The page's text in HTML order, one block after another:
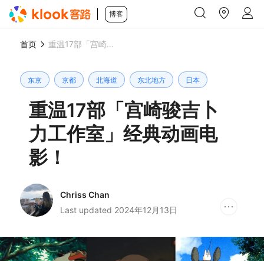
博客
首页 重温17部「宫崎骏吉卜力工作室」经典动画电影！
东京 京都 北海道 东北地方 日本
重温17部「宫崎骏吉卜
力工作室」经典动画电
影！
Chriss Chan
Last updated 2024年12月13日